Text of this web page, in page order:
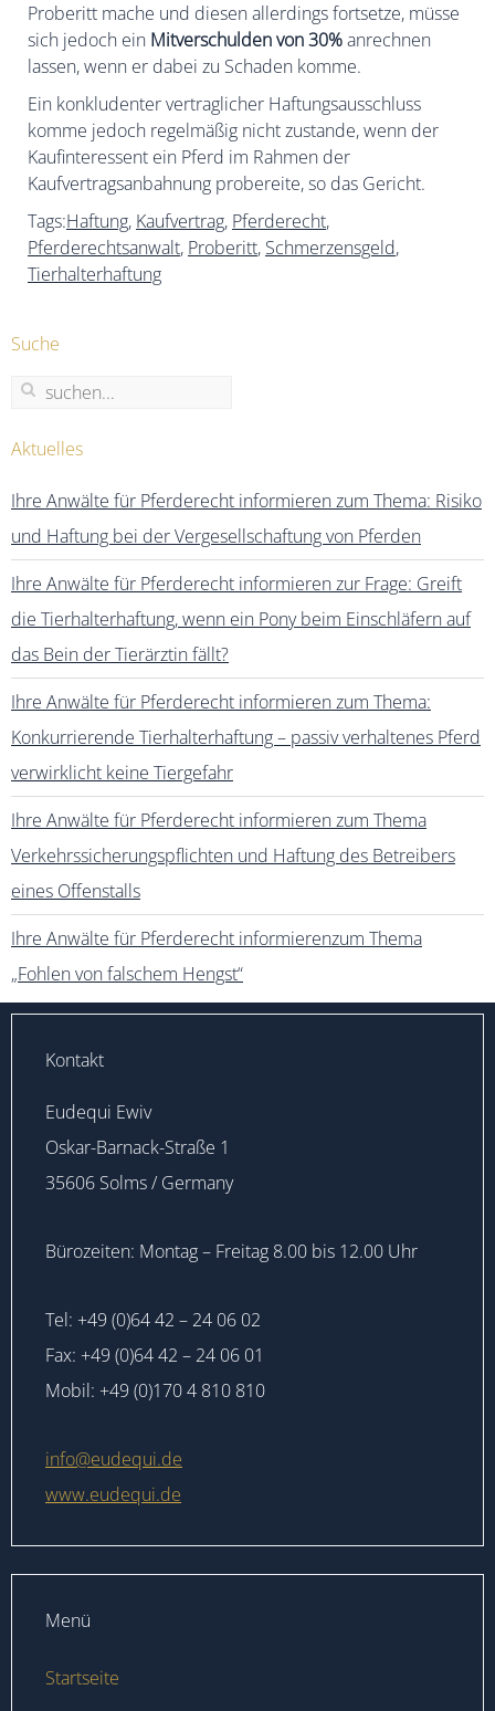
Proberitt mache und diesen allerdings fortsetze, müsse
sich jedoch ein Mitverschulden von 30%anrechnen
lassen, wenn er dabei zu Schaden komme.
Ein konkludenter vertraglicher Haftungsausschluss
komme jedoch regelmäßig nicht zustande, wenn der
Kaufinteressent ein Pferd im Rahmen der
Kaufvertragsanbahnung probereite, so das Gericht.
Tags:Haftung, Kaufvertrag, Pferderecht,
Pferderechtsanwalt, Proberitt, Schmerzensgeld,
Tierhalterhaftung
Suche
Aktuelles
Ihre Anwälte für Pferderecht informieren zum Thema: Risiko
und Haftung bei der Vergesellschaftung von Pferden
Ihre Anwälte für Pferderecht informieren zur Frage: Greift
die Tierhalterhaftung, wenn ein Pony beim Einschläfern auf
das Bein der Tierärztin fällt?
Ihre Anwälte für Pferderecht informieren zum Thema:
Konkurrierende Tierhalterhaftung – passiv verhaltenes Pferd
verwirklicht keine Tiergefahr
Ihre Anwälte für Pferderecht informieren zum Thema
Verkehrssicherungspflichten und Haftung des Betreibers
eines Offenstalls
Ihre Anwälte für Pferderecht informierenzum Thema
„Fohlen von falschem Hengst“
Kontakt
Eudequi Ewiv
Oskar-Barnack-Straße 1
35606 Solms / Germany
Bürozeiten: Montag – Freitag 8.00 bis 12.00 Uhr
Tel: +49 (0)64 42 – 24 06 02
Fax: +49 (0)64 42 – 24 06 01
Mobil: +49 (0)170 4 810 810
info@eudequi.de
www.eudequi.de
Menü
Startseite